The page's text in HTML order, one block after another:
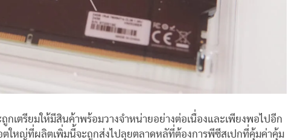
กเตรียมให้มีสินค้าพร้อมวางจำหน่ายอย่างต่อเนื่องและเพียงพอไปอีก
ใหญ่ที่ผลิตเพิ่มนี้จะถูกส่งไปลุยตลาดหลัที่ต้องการพีซีสเปกที่คุ้มค่าคุ้ม